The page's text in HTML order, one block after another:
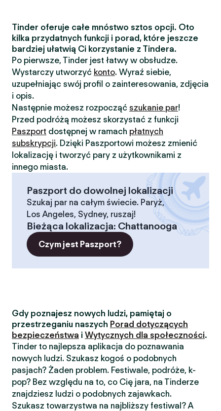
Tinder oferuje całe mnóstwo sztos opcji. Oto
kilka przydatnych funkcji i porad, które jeszcze
bardziej ułatwią Ci korzystanie z Tindera.
Po pierwsze, Tinder jest łatwy w obsłudze.
Wystarczy utworzyć konto. Wyraź siebie,
uzupełniając swój profil o zainteresowania, zdjęcia
i opis.
Następnie możesz rozpocząć szukanie par!
Przed podróżą możesz skorzystać z funkcji
Paszport dostępnej w ramach płatnych
subskrypcji. Dzięki Paszportowi możesz zmienić
lokalizację i tworzyć pary z użytkownikami z
innego miasta.
Paszport do dowolnej lokalizacji
Szukaj par na całym świecie. Paryż,
Los Angeles, Sydney, ruszaj!
Bieżąca lokalizacja: Chattanooga
Czym jest Paszport?
Gdy poznajesz nowych ludzi, pamiętaj o
przestrzeganiu naszych Porad dotyczących
bezpieczeństwa i Wytycznych dla społeczności.
Tinder to najlepsza aplikacja do poznawania
nowych ludzi. Szukasz kogoś o podobnych
pasjach? Żaden problem. Festiwale, podróże, k-
pop? Bez względu na to, co Cię jara, na Tinderze
znajdziesz ludzi o podobnych zajawkach.
Szukasz towarzystwa na najbliższy festiwal? A